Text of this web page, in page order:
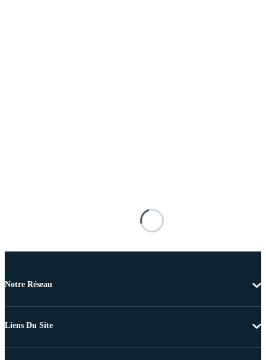
Notre Réseau
Liens Du Site